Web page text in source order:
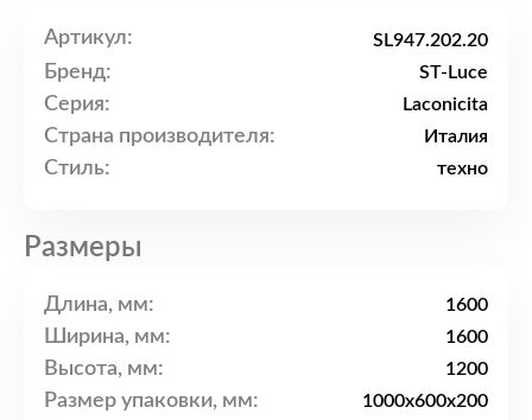
Артикул: SL947.202.20
Бренд: ST-Luce
Серия: Laconicita
Страна производителя: Италия
Стиль: техно
Размеры
Длина, мм: 1600
Ширина, мм: 1600
Высота, мм: 1200
Размер упаковки, мм: 1000x600x200